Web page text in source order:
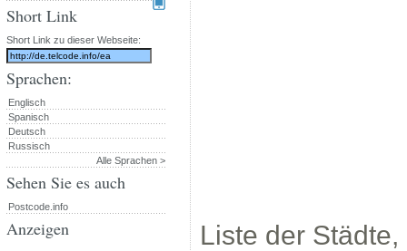
Liste der
Short Link
Short Link zu dieser Webseite:
Sprachen:
Englisch
Spanisch
Deutsch
Russisch
Alle Sprachen >
Sehen Sie es auch
Postcode.info
Anzeigen